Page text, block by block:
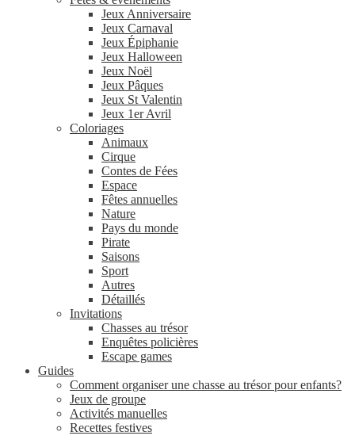
Jeux Anniversaire
Jeux Carnaval
Jeux Épiphanie
Jeux Halloween
Jeux Noël
Jeux Pâques
Jeux St Valentin
Jeux 1er Avril
Coloriages
Animaux
Cirque
Contes de Fées
Espace
Fêtes annuelles
Nature
Pays du monde
Pirate
Saisons
Sport
Autres
Détaillés
Invitations
Chasses au trésor
Enquêtes policières
Escape games
Guides
Comment organiser une chasse au trésor pour enfants?
Jeux de groupe
Activités manuelles
Recettes festives